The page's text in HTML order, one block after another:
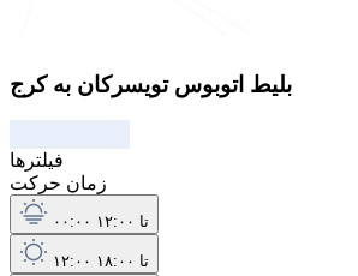
بلیط اتوبوس تویسرکان به کرج
فیلترها
زمان حرکت
۰۰:۰۰ تا ۱۲:۰۰
۱۲:۰۰ تا ۱۸:۰۰